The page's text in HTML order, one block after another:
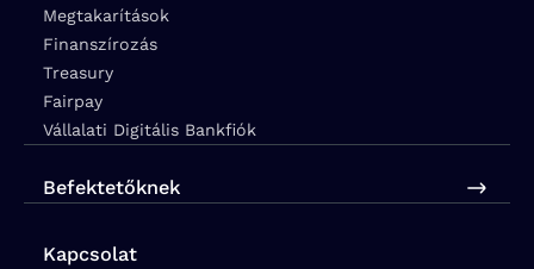
Megtakarítások
Finanszírozás
Treasury
Fairpay
Vállalati Digitális Bankfiók
Befektetőknek
Kapcsolat